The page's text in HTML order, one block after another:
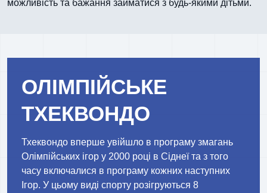
можливість та бажання займатися з будь-якими дітьми.
ОЛІМПІЙСЬКЕ
ТХЕКВОНДО
Тхеквондо вперше увійшло в програму змагань
Олімпійських ігор у 2000 році в Сіднеї та з того
часу включалися в програму кожних наступних
Ігор. У цьому виді спорту розігруються 8